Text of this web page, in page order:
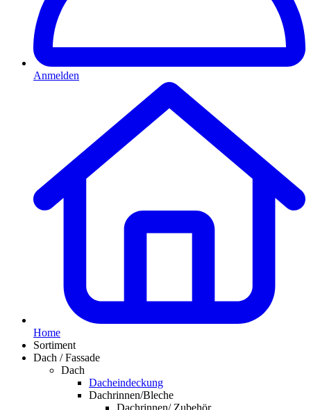
Anmelden
Home
Sortiment
Dach / Fassade
Dach
Dacheindeckung
Dachrinnen/Bleche